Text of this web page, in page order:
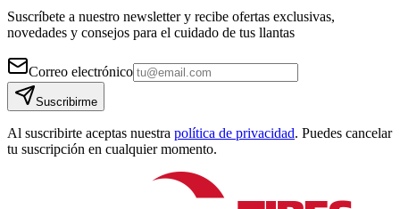
Suscríbete a nuestro newsletter y recibe ofertas exclusivas,
novedades y consejos para el cuidado de tus llantas
Correo electrónico
Suscribirme
Al suscribirte aceptas nuestra política de privacidad. Puedes cancelar
tu suscripción en cualquier momento.